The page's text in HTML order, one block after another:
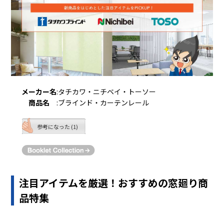
メーカー名:タチカワ・ニチベイ・トーソー
商品名
:ブラインド・カーテンレール
参考になった (1)
注目アイテムを厳選！おすすめの窓廻り商
品特集